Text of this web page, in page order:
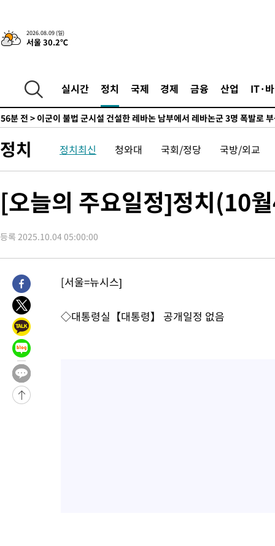
2026.08.09 (일)
서울 30.2℃
실시간 정치 국제 경제 금융 산업 IT·
-19435초 전 >이강인, 오늘 서울서 AT마드리드 입단식…'전례 없는 특급대
-6317초 전 >'여긴 20도, 저긴 50도'…열화상 카메라로 본 폭염 저감시설 '온
10분 전 >튀르키예 외무장관, "메카 3국 방위협정은 이란이 목표 아냐 " 밝혀
이군이 불법 군시설 건설한 레바논 남부에서 레바논군 3명 폭발로
1시간 전 >[속보]美중부 사령관, 이스라엘 긴급방문 다중화된 전선 상황 논의
론 누출”
2시간 전 >
‘축구의 신’ 아르헨티나 축구 선수 메시의 부친 지병 별세
2시간 전 >“美 이란전 무기 소진…북한과 분쟁시 주한 미군 취약해질 수 있어”
정상
-21504초 전 >"얼마나 더웠으면"…안동 물길공원서 헤엄친 구렁이 '소동'
-20703초 전 >'2경기 연속 침묵' 손흥민, 톨루카전 68분만 뛰고 슈팅 0개
-19455초 전 >이강인, 오늘 서울서 AT마드리드 입단식…'전례 없는 특급대
-6337초 전 >
-5808초 전 >
콜롬비아 신임 우파 대통령 취임 하루만에 차량폭탄 폭발 사건
9분 전 >튀르키예 외무장관, "메카 3국 방위협정은 이란이 목표 아냐 " 밝혀
56분 전 >
이군이 불법 군시설 건설한 레바논 남부에서 레바논군 3명 폭발로
1시간 전 >
2시간 전 >
론 누출”
2시간 전 >
2시간 전 >
정치 정치최신 청와대 국회/정당 국방/외교
[오늘의 주요일정]정치(10
등록 2025.10.04 05:00:00
[서울=뉴시스]
◇대통령실【대통령】 공개일정 없음